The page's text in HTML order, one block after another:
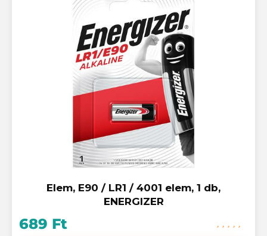
Elem, E90 / LR1 / 4001 elem, 1 db,
ENERGIZER
689 Ft